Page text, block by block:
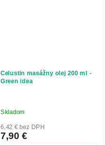
Celustin masážny olej 200 ml -
Green idea
Skladom
6,42 € bez DPH
7,90 €